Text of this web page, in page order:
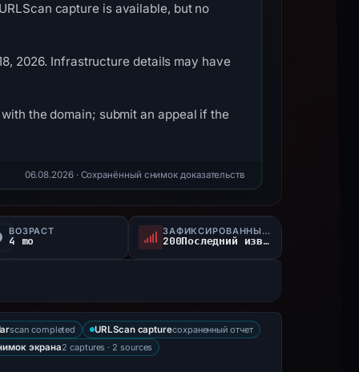
capture is available, but no
2026. Infrastructure details may have
the domain; submit an appeal if the
06.08.2026· Сохранённый снимок доказательств
ВОЗРАСТ
4 mo
ЗАФИКСИРОВАННЫЙ СТАТУС
200Последний известный активный
scan completed URLScan captureсохраненный отчет
экрана2 captures · 2 sources